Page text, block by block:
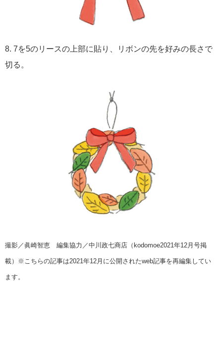
8. 7を5のリースの上部に貼り、リボンの先を好みの長さで
切る。
撮影／眞崎智恵 編集協力／中川政七商店（kodomoe2021年12月号掲
載）※こちらの記事は2021年12月に公開されたweb記事を再編集してい
ます。